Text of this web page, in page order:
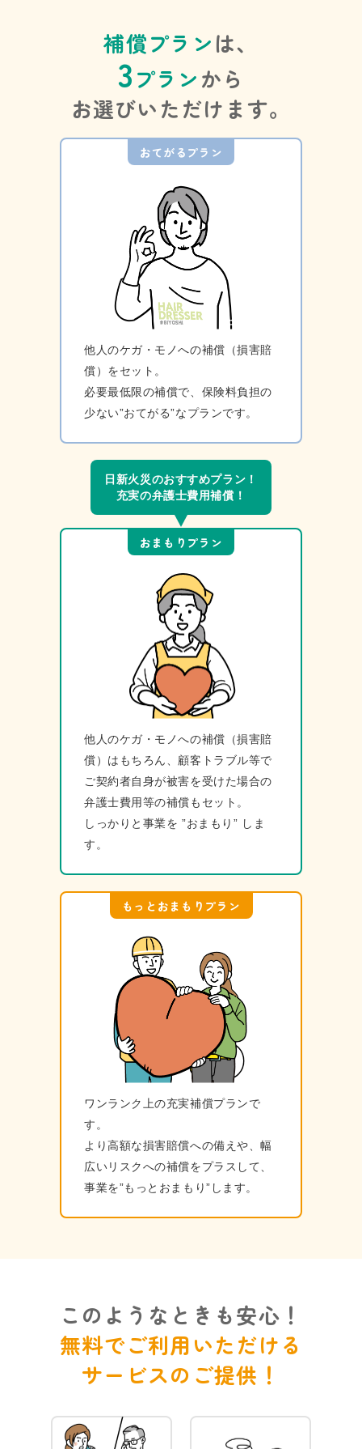
補償プランは、
3プランから
お選びいただけます。
おてがるプラン
他人のケガ・モノへの補償（損害賠
償）をセット。
必要最低限の補償で、保険料負担の
少ない”おてがる”なプランです。
⽇新⽕災のおすすめプラン！
充実の弁護⼠費⽤補償！
おまもりプラン
他⼈のケガ・モノへの補償（損害賠
償）はもちろん、顧客トラブル等で
ご契約者⾃⾝が被害を受けた場合の
弁護⼠費⽤等の補償もセット。
しっかりと事業を ”おまもり” しま
す。
もっとおまもりプラン
ワンランク上の充実補償プランで
す。
より⾼額な損害賠償への備えや、幅
広いリスクへの補償をプラスして、
事業を”もっとおまもり”します。
このようなときも安心！
無料でご利用いただける
サービスのご提供！